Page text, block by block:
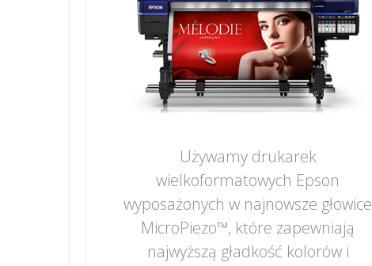
Używamy drukarek
wielkoformatowych Epson
wyposażonych w najnowsze głowice
MicroPiezo™, które zapewniają
najwyższą gładkość kolorów i